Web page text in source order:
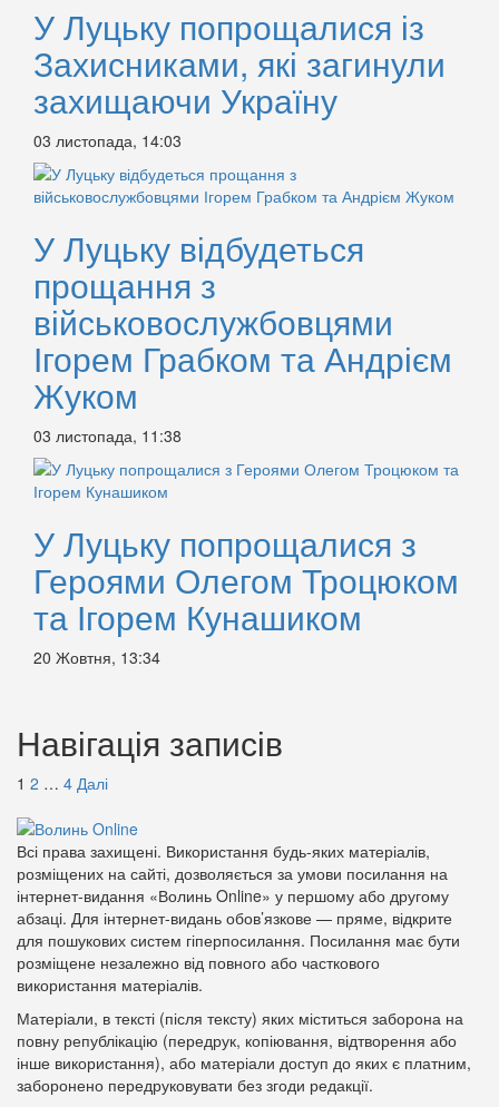
У Луцьку попрощалися із
Захисниками, які загинули
захищаючи Україну
03 листопада, 14:03
У Луцьку відбудеться
прощання з
військовослужбовцями
Ігорем Грабком та Андрієм
Жуком
03 листопада, 11:38
У Луцьку попрощалися з
Героями Олегом Троцюком
та Ігорем Кунашиком
20 Жовтня, 13:34
Навігація записів
1 2 … 4 Далі
Всі права захищені. Використання будь-яких матеріалів,
розміщених на сайті, дозволяється за умови посилання на
інтернет-видання «Волинь Online» у першому або другому
абзаці. Для інтернет-видань обов’язкове — пряме, відкрите
для пошукових систем гіперпосилання. Посилання має бути
розміщене незалежно від повного або часткового
використання матеріалів.
Матеріали, в тексті (після тексту) яких міститься заборона на
повну републікацію (передрук, копіювання, відтворення або
інше використання), або матеріали доступ до яких є платним,
заборонено передруковувати без згоди редакції.